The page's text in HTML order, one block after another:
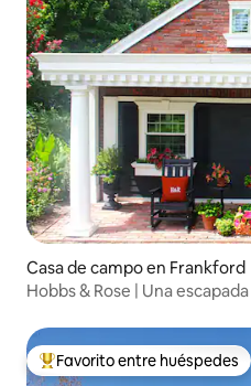
Casa de campo en Frankford
Hobbs & Rose | Una
Favorito entre huéspedes
Favorito entre huéspedes